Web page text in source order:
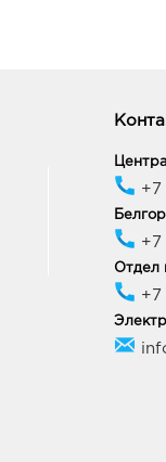
Дону, пр-кт Ленина,
10:00 - 19:00
Дону Петренко:
область, г.о.
10:00 - 22:00
+7
+7
Отдел